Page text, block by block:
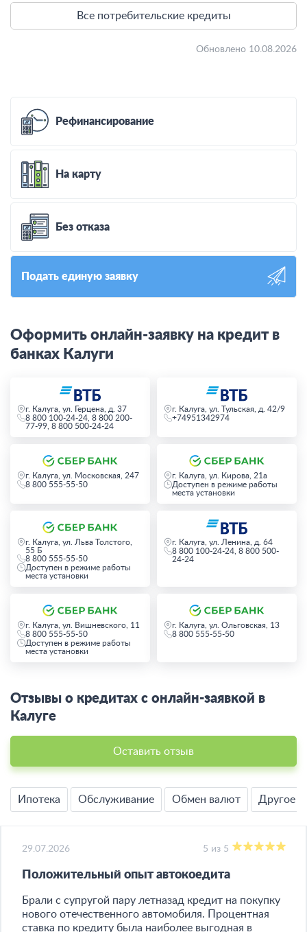
Все потребительские кредиты
Обновлено 10.08.2026
Рефинансирование
На карту
Без отказа
Подать единую заявку
Оформить онлайн-заявку на кредит в
банках Калуги
г. Калуга, ул. Герцена, д. 37
8 800 100-24-24, 8 800 200-
77-99, 8 800 500-24-24
г. Калуга, ул. Тульская, д. 42/9
+74951342974
г. Калуга, ул. Московская, 247
8 800 555-55-50
г. Калуга, ул. Кирова, 21а
Доступен в режиме работы
места установки
г. Калуга, ул. Льва Толстого,
55 Б
8 800 555-55-50
Доступен в режиме работы
места установки
г. Калуга, ул. Ленина, д. 64
8 800 100-24-24, 8 800 500-
24-24
г. Калуга, ул. Вишневского, 11
8 800 555-55-50
Доступен в режиме работы
места установки
г. Калуга, ул. Ольговская, 13
8 800 555-55-50
Отзывы о кредитах с онлайн-заявкой в
Калуге
Оставить отзыв
Ипотека Обслуживание Обмен валют Другое
29.07.2026 5 из 5
Положительный опыт автокоедита
Брали с супругой пару летназад кредит на покупку
нового отечественного автомобиля. Процентная
ставка по кредиту была наиболее выгодная в